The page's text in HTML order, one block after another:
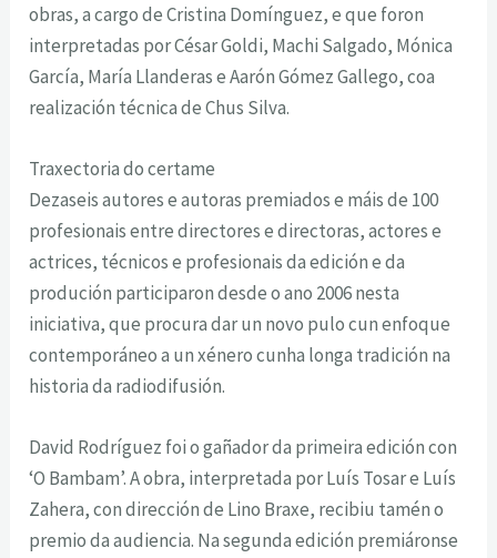
obras, a cargo de Cristina Domínguez, e que foron
interpretadas por César Goldi, Machi Salgado, Mónica
García, María Llanderas e Aarón Gómez Gallego, coa
realización técnica de Chus Silva.
Traxectoria do certame
Dezaseis autores e autoras premiados e máis de 100
profesionais entre directores e directoras, actores e
actrices, técnicos e profesionais da edición e da
produción participaron desde o ano 2006 nesta
iniciativa, que procura dar un novo pulo cun enfoque
contemporáneo a un xénero cunha longa tradición na
historia da radiodifusión.
David Rodríguez foi o gañador da primeira edición con
‘O Bambam’. A obra, interpretada por Luís Tosar e Luís
Zahera, con dirección de Lino Braxe, recibiu tamén o
premio da audiencia. Na segunda edición premiáronse